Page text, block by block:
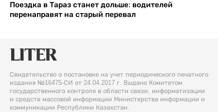
Поездка в Тараз станет дольше: водителей
перенаправят на старый перевал
Свидетельство о постановке на учет периодического печатного
издания №16475-СИ от 24.04.2017 г. Выдано Комитетом
государственного контроля в области связи, информатизации
и средств массовой информации Министерства информации и
коммуникации Республики Казахстан.